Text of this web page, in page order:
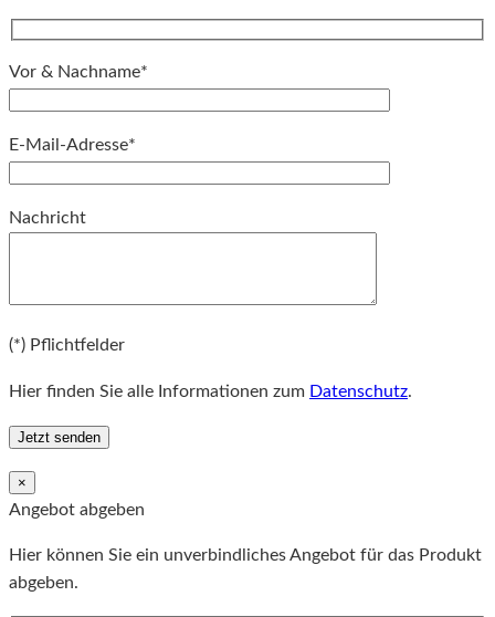
Vor & Nachname*
E-Mail-Adresse*
Nachricht
(*) Pflichtfelder
Hier finden Sie alle Informationen zum Datenschutz.
×
Angebot abgeben
Hier können Sie ein unverbindliches Angebot für das Produkt
abgeben.